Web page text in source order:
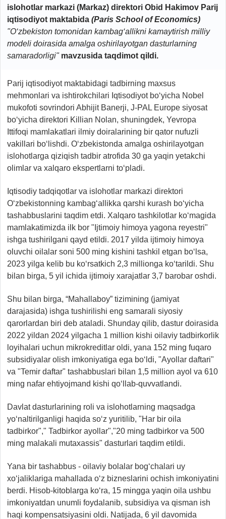
islohotlar markazi (Markaz) direktori Obid Hakimov Parij
iqtisodiyot maktabida (Paris School of Economics)
"O‘zbekiston tomonidan kambag‘allikni kamaytirish milliy
modeli doirasida amalga oshirilayotgan dasturlarning
samaradorligi"mavzusida taqdimot qildi.
Parij iqtisodiyot maktabidagi tadbirning maxsus
mehmonlari va ishtirokchilari Iqtisodiyot bo‘yicha Nobel
mukofoti sovrindori Abhijit Banerji, J-PAL Europe siyosat
bo‘yicha direktori Killian Nolan, shuningdek, Yevropa
Ittifoqi mamlakatlari ilmiy doiralarining bir qator nufuzli
vakillari bo‘lishdi. O‘zbekistonda amalga oshirilayotgan
islohotlarga qiziqish tadbir atrofida 30 ga yaqin yetakchi
olimlar va xalqaro ekspertlarni to‘pladi.
Iqtisodiy tadqiqotlar va islohotlar markazi direktori
O‘zbekistonning kambag‘allikka qarshi kurash bo‘yicha
tashabbuslarini taqdim etdi. Xalqaro tashkilotlar ko‘magida
mamlakatimizda ilk bor "Ijtimoiy himoya yagona reyestri"
ishga tushirilgani qayd etildi. 2017 yilda ijtimoiy himoya
oluvchi oilalar soni 500 ming kishini tashkil etgan bo‘lsa,
2023 yilga kelib bu ko‘rsatkich 2,3 millionga ko‘tarildi. Shu
bilan birga, 5 yil ichida ijtimoiy xarajatlar 3,7 barobar oshdi.
Shu bilan birga, “Mahallaboy” tizimining (jamiyat
darajasida) ishga tushirilishi eng samarali siyosiy
qarorlardan biri deb ataladi. Shunday qilib, dastur doirasida
2022 yildan 2024 yilgacha 1 million kishi oilaviy tadbirkorlik
loyihalari uchun mikrokreditlar oldi, yana 152 ming fuqaro
subsidiyalar olish imkoniyatiga ega bo‘ldi, "Ayollar daftari"
va "Temir daftar" tashabbuslari bilan 1,5 million ayol va 610
ming nafar ehtiyojmand kishi qo‘llab-quvvatlandi.
Davlat dasturlarining roli va islohotlarning maqsadga
yo‘naltirilganligi haqida so‘z yuritilib, "Har bir oila
tadbirkor"," Tadbirkor ayollar","20 ming tadbirkor va 500
ming malakali mutaxassis" dasturlari taqdim etildi.
Yana bir tashabbus - oilaviy bolalar bog‘chalari uy
xo‘jaliklariga mahallada o‘z bizneslarini ochish imkoniyatini
berdi. Hisob-kitoblarga ko‘ra, 15 mingga yaqin oila ushbu
imkoniyatdan unumli foydalanib, subsidiya va qisman ish
haqi kompensatsiyasini oldi. Natijada, 6 yil davomida